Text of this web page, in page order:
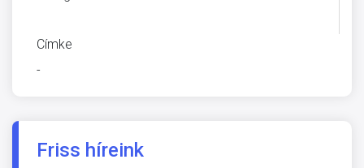
Címke
-
Friss híreink